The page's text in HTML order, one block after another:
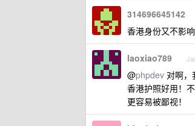
314696645142
香港身份又不影
laoxiao789
@phpdev 对啊
香港护照好用！
更容易被鄙视！